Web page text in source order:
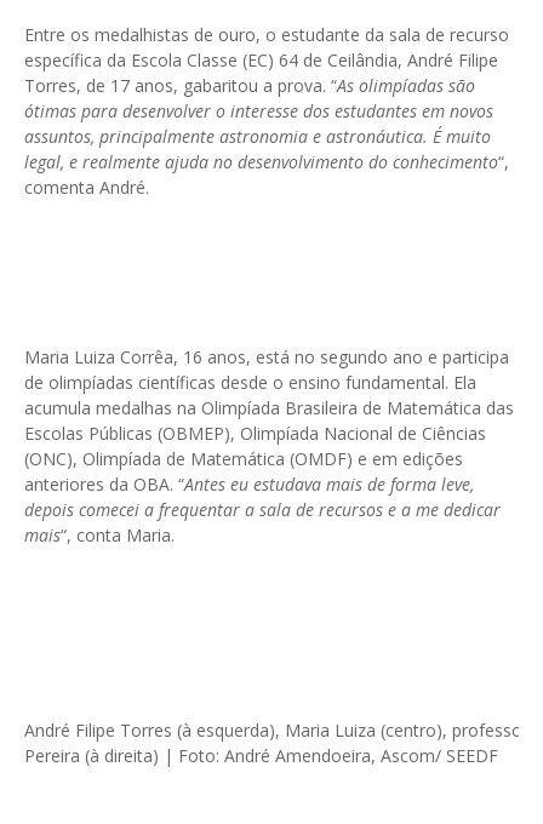
Entre os medalhistas de ouro, o estudante da sala de recurso
específica da Escola Classe (EC) 64 de Ceilândia, André Filipe
Torres, de 17 anos, gabaritou a prova. “As olimpíadas são
ótimas para desenvolver o interesse dos estudantes em novos
assuntos, principalmente astronomia e astronáutica. É muito
legal, e realmente ajuda no desenvolvimento do conhecimento“,
comenta André.
Maria Luiza Corrêa, 16 anos, está no segundo ano e participa
de olimpíadas científicas desde o ensino fundamental. Ela
acumula medalhas na Olimpíada Brasileira de Matemática das
Escolas Públicas (OBMEP), Olimpíada Nacional de Ciências
(ONC), Olimpíada de Matemática (OMDF) e em edições
anteriores da OBA. “Antes eu estudava mais de forma leve,
depois comecei a frequentar a sala de recursos e a me dedicar
mais“, conta Maria.
André Filipe Torres (à esquerda), Maria Luiza (centro), professor
Pereira (à direita) | Foto: André Amendoeira, Ascom/ SEEDF